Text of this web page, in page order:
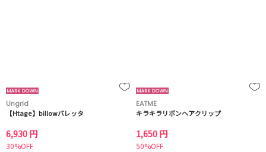
Ungrid
【Htage】billowバレッタ
6,930 円
30%OFF
EATME
キラキラリボンヘアクリップ
1,650 円
50%OFF